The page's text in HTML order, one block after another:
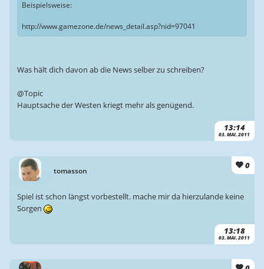
13:14
03. MAI. 2011
Beispielsweise:
http://www.gamezone.de/news_detail.asp?nid=97041
Was hält dich davon ab die News selber zu schreiben?
@Topic
Hauptsache der Westen kriegt mehr als genügend.
tomasson
0
13:18
03. MAI. 2011
Spiel ist schon längst vorbestellt. mache mir da hierzulande keine
Sorgen